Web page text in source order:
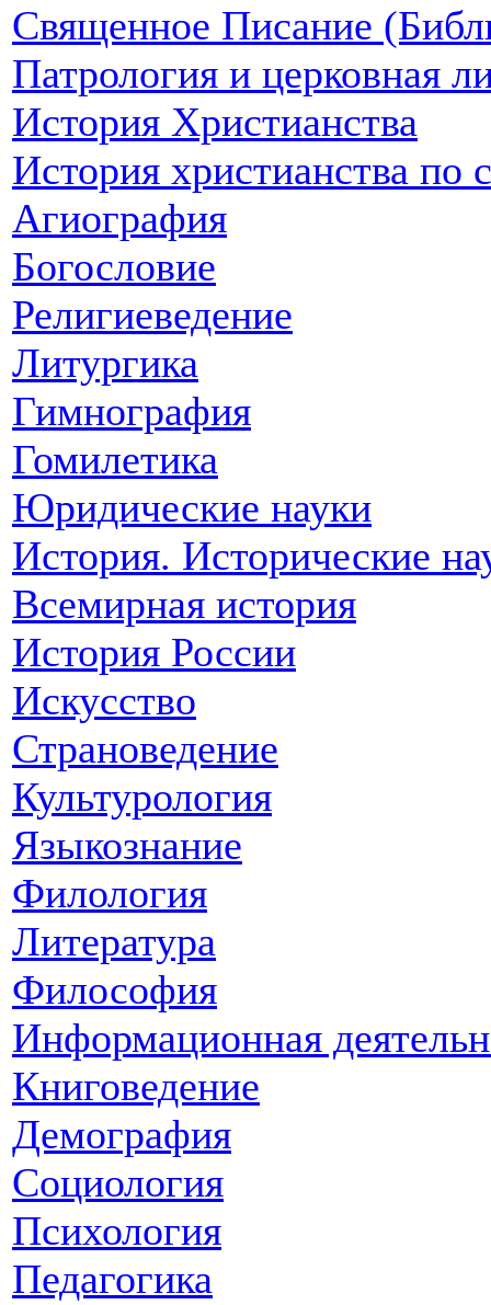
Священное Писание
Патрология и церковная
История Христианства
История христианства по
Агиография
Богословие
Религиеведение
Литургика
Гимнография
Гомилетика
Юридические науки
История. Исторические
Всемирная история
История России
Искусство
Страноведение
Культурология
Языкознание
Филология
Литература
Философия
Информационная
Книговедение
Демография
Социология
Психология
Педагогика